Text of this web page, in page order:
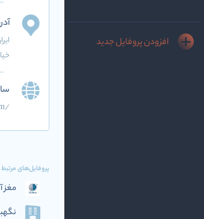
افزودن پروفایل جدید
خیابان
پروفایل‌های مرتبط
مغز